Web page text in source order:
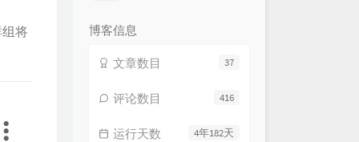
将 博客信息
37
文章数目
416
评论数目
4年182天
运行天数